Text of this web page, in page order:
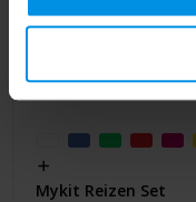
Mykit Reizen Set